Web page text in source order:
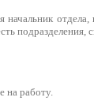
начальник
подразделения,
на работу.